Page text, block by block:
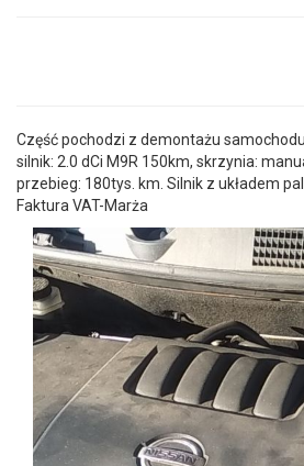
Część pochodzi z demontażu
silnik: 2.0 dCi M9R 150km, skrzynia:
przebieg: 180tys. km. Silnik z układem
Faktura VAT-Marża